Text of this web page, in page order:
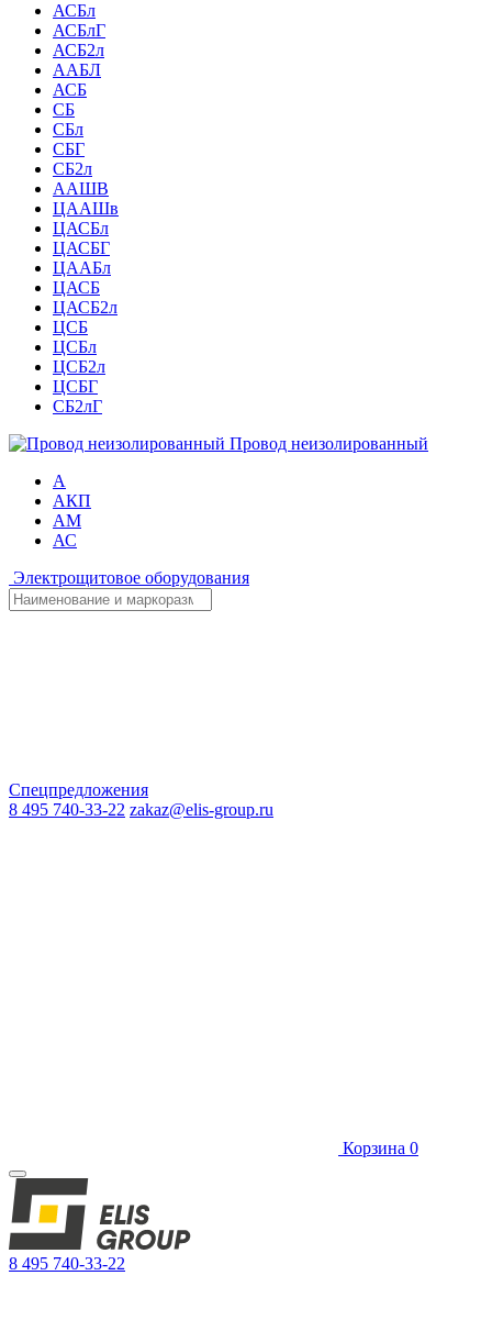
АСБл
АСБлГ
АСБ2л
ААБЛ
АСБ
СБ
СБл
СБГ
СБ2л
ААШВ
ЦААШв
ЦАСБл
ЦАСБГ
ЦААБл
ЦАСБ
ЦАСБ2л
ЦСБ
ЦСБл
ЦСБ2л
ЦСБГ
СБ2лГ
Провод неизолированный
А
АКП
АМ
АС
Электрощитовое оборудования
Спецпредложения
8 495 740-33-22 zakaz@elis-group.ru
Корзина 0
8 495 740-33-22